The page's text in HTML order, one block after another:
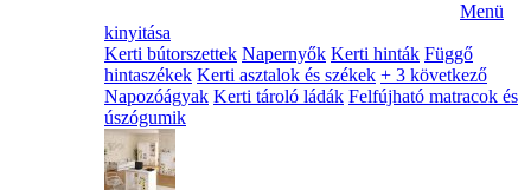
Menü
kinyitása
Kerti bútorszettek Napernyők Kerti hinták Függő
hintaszékek Kerti asztalok és székek + 3 következő
Napozóágyak Kerti tároló ládák Felfújható matracok és
úszógumik